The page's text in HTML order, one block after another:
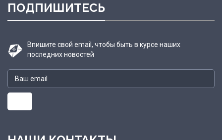
ПОДПИШИТЕСЬ
Впишите свой email, чтобы быть в курсе наших
последних новостей